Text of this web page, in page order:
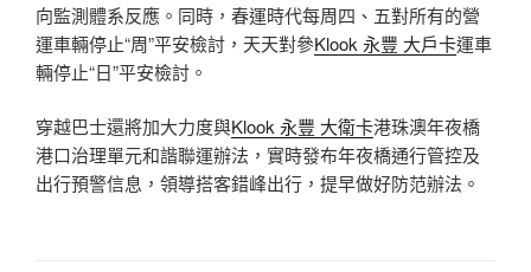
向監測體系反應。同時，春運時代每周四、五對所有的營
運車輛停止“周”平安檢討，天天對參Klook 永豐 大戶卡運車
輛停止“日”平安檢討。
穿越巴士還將加大力度與Klook 永豐 大衛卡港珠澳年夜橋
港口治理單元和諧聯運辦法，實時發布年夜橋通行管控及
出行預警信息，領導搭客錯峰出行，提早做好防范辦法。